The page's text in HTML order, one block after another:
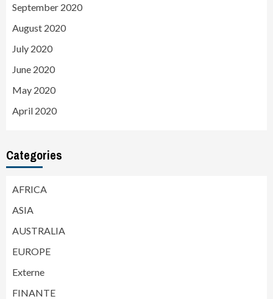
September 2020
August 2020
July 2020
June 2020
May 2020
April 2020
Categories
AFRICA
ASIA
AUSTRALIA
EUROPE
Externe
FINANTE